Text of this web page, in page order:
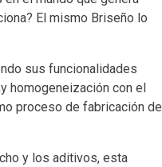
El mismo Briseño lo
sus funcionalidades
homogeneización con el
proceso de fabricación del
y los aditivos, esta